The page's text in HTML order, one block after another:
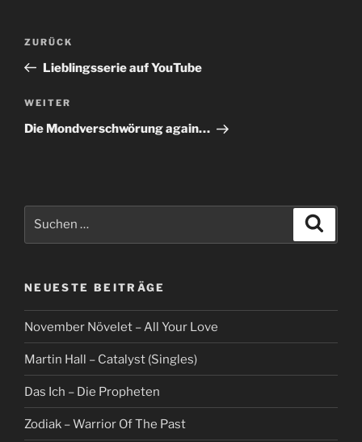
Beitragsnavigation
Vorheriger
Beitrag
ZURÜCK
Lieblingsserie auf YouTube
Nächster
Beitrag
WEITER
Die Mondverschwörung again…
NEUESTE BEITRÄGE
November Növelet – All Your Love
Martin Hall – Catalyst (Singles)
Das Ich – Die Propheten
Zodiak – Warrior Of The Past